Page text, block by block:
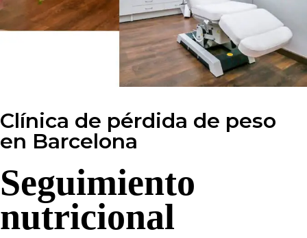
Clínica de pérdida de peso
en Barcelona
Seguimiento
nutricional